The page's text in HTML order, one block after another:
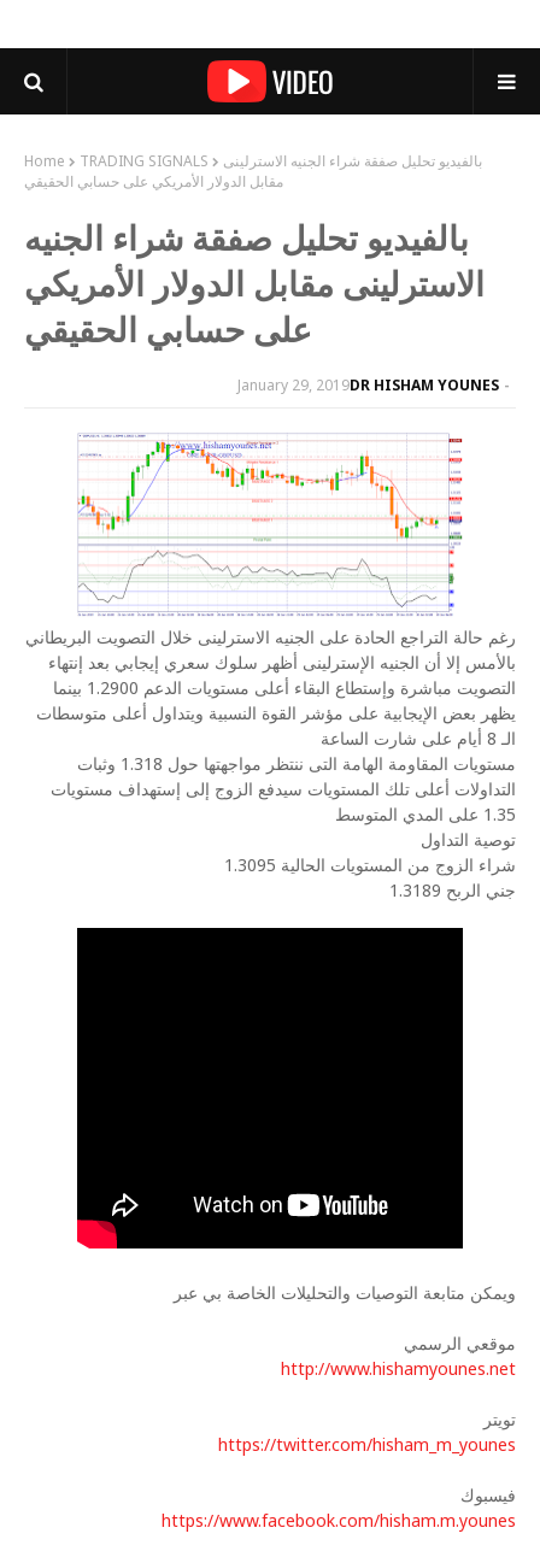
Home TRADING SIGNALS
بالفيديو تحليل صفقة شراء الجنيه الاسترلينى
مقابل الدولار الأمريكي على حسابي الحقيقي
بالفيديو تحليل صفقة شراء الجنيه
الاسترلينى مقابل الدولار الأمريكي
على حسابي الحقيقي
DR HISHAM YOUNES
January 29, 2019
رغم حالة التراجع الحادة على الجنيه الاسترلينى خلال التصويت البريطاني
بالأمس إلا أن الجنيه الإسترلينى أظهر سلوك سعري إيجابي بعد إنتهاء
التصويت مباشرة وإستطاع البقاء أعلى مستويات الدعم 1.2900 بينما
يظهر بعض الإيجابية على مؤشر القوة النسبية ويتداول أعلى متوسطات
الـ 8 أيام على شارت الساعة
مستويات المقاومة الهامة التى ننتظر مواجهتها حول 1.318 وثبات
التداولات أعلى تلك المستويات سيدفع الزوج إلى إستهداف مستويات
1.35 على المدي المتوسط
توصية التداول
شراء الزوج من المستويات الحالية 1.3095
جني الربح 1.3189
ويمكن متابعة التوصيات والتحليلات الخاصة بي عبر
موقعي الرسمي
http://www.hishamyounes.net
تويتر
https://twitter.com/hisham_m_younes
فيسبوك
https://www.facebook.com/hisham.m.younes